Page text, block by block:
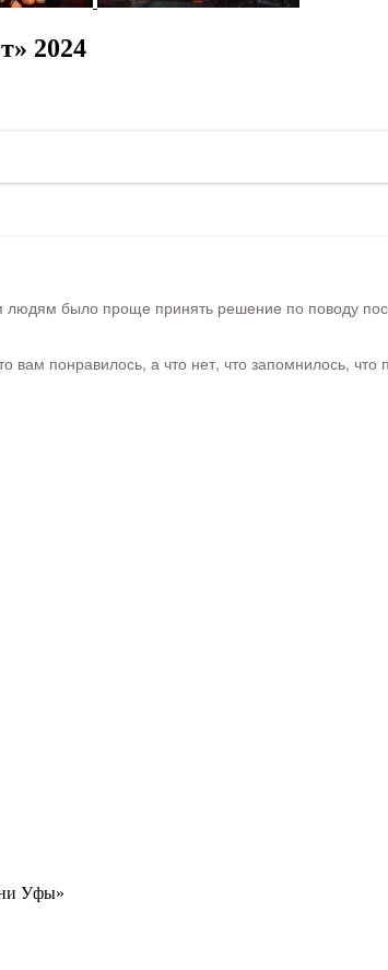
2024
было проще принять решение по поводу
понравилось, а что нет, что запомнилось,
Уфы»